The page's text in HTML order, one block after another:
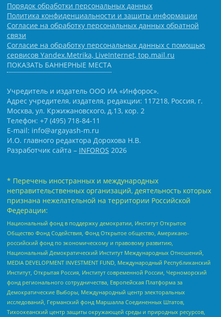
Порядок обработки персональных данных
Политика конфиденциальности и защиты информации
Согласие на обработку персональных данных обратной
связи
Согласие на обработку персональных данных с помощью
сервисов Yandex.Metrika, LiveInternet, top.mail.ru
ПОКАЗАТЬ БАННЕРНЫЕ МЕСТА
Учредитель и издатель ООО ИА «Инфорос».
Адрес учредителя, издателя, редакции: 117218, Россия, г.
Москва, ул. Кржижановского, д.13, кор. 2
Телефон: +7 (495) 718-84-11
E-mail: info@argayash-m.ru
И.О. главного редактора Дорохова Н.В.
Разработчик сайта – INFOROS 2026
* Перечень иностранных и международных
неправительственных организаций, деятельность которых
признана нежелательной на территории Российской
Федерации:
Национальный фонд в поддержку демократии, Институт Открытое
Общество Фонд Содействия, Фонд Открытое общество, Американо-
российский фонд по экономическому и правовому развитию,
Национальный Демократический Институт Международных Отношений,
MEDIA DEVELOPMENT INVESTMENT FUND, Международный Республиканский
Институт, Открытая Россия, Институт современной России, Черноморский
фонд регионального сотрудничества, Европейская Платформа за
Демократические Выборы, Международный центр электоральных
исследований, Германский фонд Маршалла Соединенных Штатов,
Тихоокеанский центр защиты окружающей среды и природных ресурсов,